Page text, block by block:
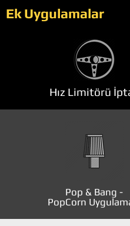
Ek Uygulamalar
Hız Limitörü
Pop & Bang -
PopCorn